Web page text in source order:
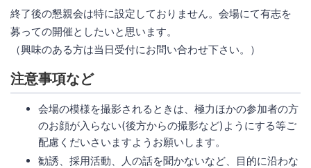
終了後の懇親会は特に設定しておりません。会場にて有志を
募っての開催としたいと思います。
（興味のある方は当日受付にお問い合わせ下さい。）
注意事項など
会場の模様を撮影されるときは、極力ほかの参加者の方
のお顔が入らない(後方からの撮影など)ようにする等ご
配慮くだいさいますようお願いします。
勧誘、採用活動、人の話を聞かないなど、目的に沿わな